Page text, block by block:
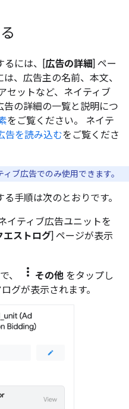
るには、[広告の詳細] ペー
、広告主の名前、本文、
セットなど、ネイティブ
の詳細の一覧と説明につ
をご覧ください。 ネイテ
告を読み込むをご覧くださ
ィブ広告でのみ使用できます。
手順は次のとおりです。
イティブ広告ユニットを
エストログ] ページが表示
、 more_vert その他 をタップし
グが表示されます。